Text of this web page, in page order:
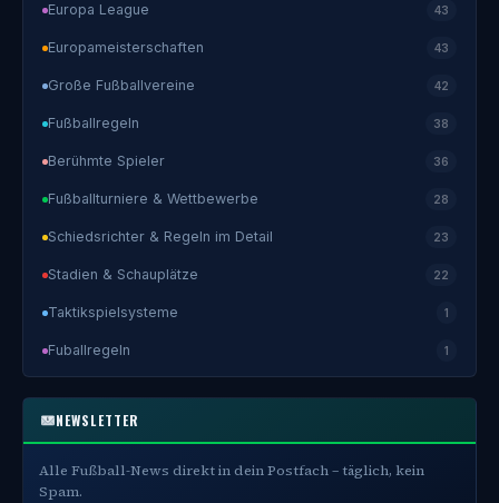
Europa League 43
Europameisterschaften 43
Große Fußballvereine 42
Fußballregeln 38
Berühmte Spieler 36
Fußballturniere & Wettbewerbe 28
Schiedsrichter & Regeln im Detail 23
Stadien & Schauplätze 22
Taktikspielsysteme 1
Fuballregeln 1
NEWSLETTER
Alle Fußball-News direkt in dein Postfach – täglich, kein
Spam.